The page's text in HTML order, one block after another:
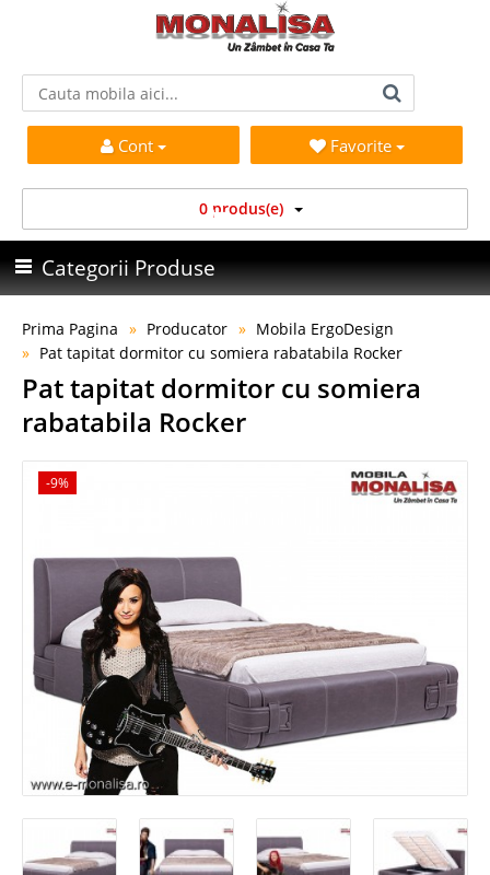
Cont Favorite
0 produs(e)
Categorii Produse
Prima Pagina Producator
Mobila ErgoDesign
Pat tapitat dormitor cu somiera rabatabila Rocker
Pat tapitat dormitor cu somiera
rabatabila Rocker
-9%